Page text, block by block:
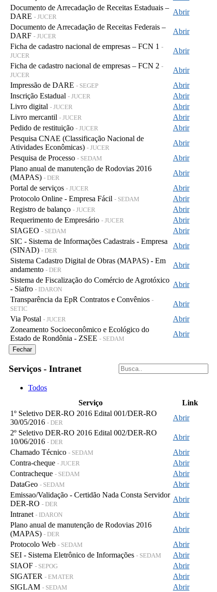
Documento de Arrecadação de Receitas Estaduais –
DARE - JUCER
Abrir
Documento de Arrecadação de Receitas Federais –
DARF - JUCER
Abrir
Ficha de cadastro nacional de empresas – FCN 1 -
JUCER
Abrir
Ficha de cadastro nacional de empresas – FCN 2 -
JUCER
Abrir
Impressão de DARE - SEGEP
Abrir
Inscrição Estadual - JUCER
Abrir
Livro digital - JUCER
Abrir
Livro mercantil - JUCER
Abrir
Pedido de restituição - JUCER
Abrir
Pesquisa CNAE (Classificação Nacional de
Atividades Econômicas) - JUCER
Abrir
Pesquisa de Processo - SEDAM
Abrir
Plano anual de manutenção de Rodovias 2016
(MAPAS) - DER
Abrir
Portal de serviços - JUCER
Abrir
Protocolo Online - Empresa Fácil - SEDAM
Abrir
Registro de balanço - JUCER
Abrir
Requerimento de Empresário - JUCER
Abrir
SIAGEO - SEDAM
Abrir
SIC - Sistema de Informações Cadastrais - Empresa
(SINAD) - DER
Abrir
Sistema Cadastro Digital de Obras (MAPAS) - Em
andamento - DER
Abrir
Sistema de Fiscalização do Comércio de Agrotóxico
- Siafro - IDARON
Abrir
Transparência da EpR Contratos e Convênios -
SETIC
Abrir
Via Postal - JUCER
Abrir
Zoneamento Socioeconômico e Ecológico do
Estado de Rondônia - ZSEE - SEDAM
Abrir
Fechar
Serviços - Intranet
Todos
Serviço
Link
1º Seletivo DER-RO 2016 Edital 001/DER-RO
30/05/2016 - DER
Abrir
2º Seletivo DER-RO 2016 Edital 002/DER-RO
10/06/2016 - DER
Abrir
Chamado Técnico - SEDAM
Abrir
Contra-cheque - JUCER
Abrir
Contracheque - SEDAM
Abrir
DataGeo - SEDAM
Abrir
Emissao/Validação - Certidão Nada Consta Servidor
DER-RO - DER
Abrir
Intranet - IDARON
Abrir
Plano anual de manutenção de Rodovias 2016
(MAPAS) - DER
Abrir
Protocolo Web - SEDAM
Abrir
SEI - Sistema Eletrônico de Informações - SEDAM
Abrir
SIAOF - SEPOG
Abrir
SIGATER - EMATER
Abrir
SIGLAM - SEDAM
Abrir